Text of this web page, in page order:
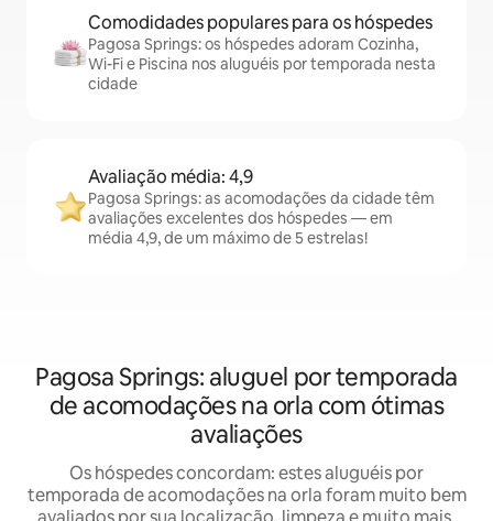
Comodidades populares para os hóspedes
Pagosa Springs: os hóspedes adoram Cozinha,
Wi-Fi e Piscina nos aluguéis por temporada nesta
cidade
Avaliação média: 4,9
Pagosa Springs: as acomodações da cidade têm
avaliações excelentes dos hóspedes — em
média 4,9, de um máximo de 5 estrelas!
Pagosa Springs: aluguel por temporada
de acomodações na orla com ótimas
avaliações
Os hóspedes concordam: estes aluguéis por
temporada de acomodações na orla foram muito bem